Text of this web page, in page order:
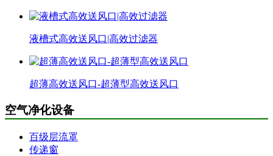
液槽式高效送风口|高效过滤器
超薄高效送风口-超薄型高效送风口
空气净化设备
百级层流罩
传递窗